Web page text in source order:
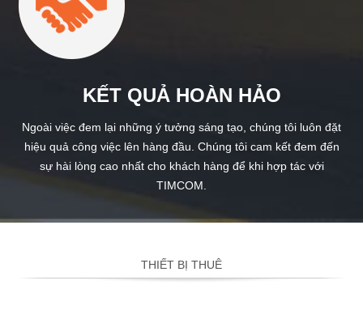
KẾT QUẢ HOÀN HẢO
Ngoài việc đem lại những ý tưởng sáng tạo, chúng tôi luôn đặt
hiệu quả công việc lên hàng đầu. Chúng tôi cam kết đem đến
sự hài lòng cao nhất cho khách hàng để khi hợp tác với
TIMCOM.
THIẾT BỊ THUÊ